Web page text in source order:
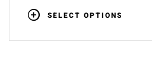
SELECT OPTIONS